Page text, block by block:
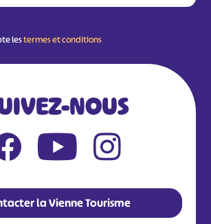
lestermes et conditions
NOUS
la Vienne Tourisme